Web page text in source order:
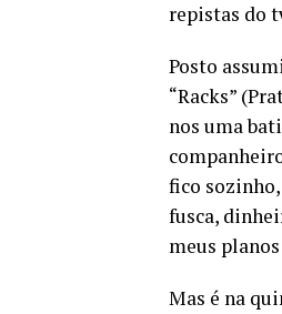
repistas do
Posto
“Racks”
nos uma
fico
fusca,
meus planos
Mas é na